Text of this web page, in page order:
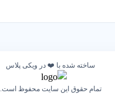
ساخته شده با ❤️ در ویکی پلاس
تمام حقوق این سایت محفوظ است.